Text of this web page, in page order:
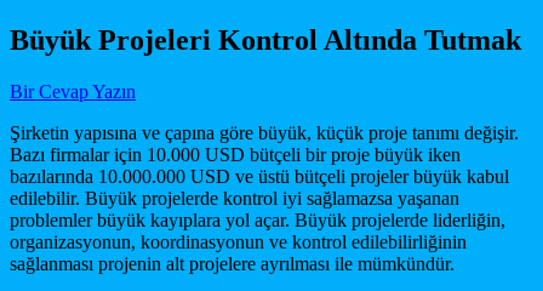
Büyük Projeleri Kontrol Altında Tutmak
Bir Cevap Yazın
Şirketin yapısına ve çapına göre büyük, küçük proje tanımı değişir.
Bazı firmalar için 10.000 USD bütçeli bir proje büyük iken
bazılarında 10.000.000 USD ve üstü bütçeli projeler büyük kabul
edilebilir. Büyük projelerde kontrol iyi sağlamazsa yaşanan
problemler büyük kayıplara yol açar. Büyük projelerde liderliğin,
organizasyonun, koordinasyonun ve kontrol edilebilirliğinin
sağlanması projenin alt projelere ayrılması ile mümkündür.